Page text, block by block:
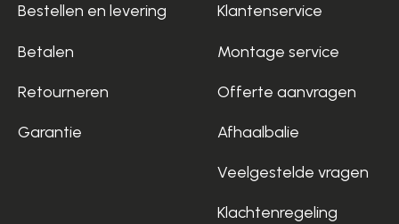
Bestellen en levering
Betalen
Retourneren
Garantie
Klantenservice
Montage service
Offerte aanvragen
Afhaalbalie
Veelgestelde vragen
Klachtenregeling